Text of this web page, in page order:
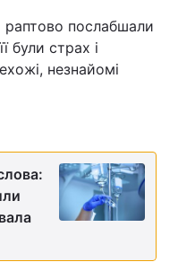
послабшали
були страх і
незнайомі